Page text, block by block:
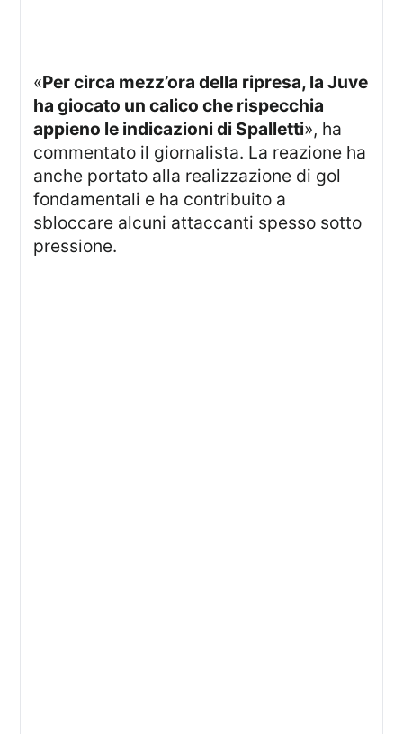
«Per circa mezz’ora della ripresa, la Juve
ha giocato un calico che rispecchia
appieno le indicazioni di Spalletti», ha
commentato il giornalista. La reazione ha
anche portato alla realizzazione di gol
fondamentali e ha contribuito a
sbloccare alcuni attaccanti spesso sotto
pressione.